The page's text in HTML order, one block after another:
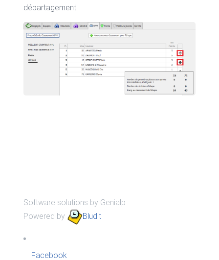
départagement.
Software solutions by Genialp
Powered by
Bludit
Facebook